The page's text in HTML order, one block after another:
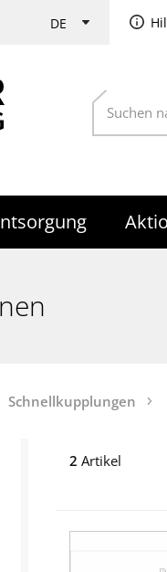
Schnellkupplungen
2 Artikel